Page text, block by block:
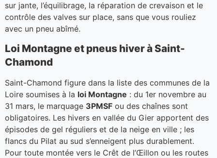
sur jante, l’équilibrage, la réparation de crevaison et le
contrôle des valves sur place, sans que vous rouliez
avec un pneu abîmé.
Loi Montagne et pneus hiver à Saint-
Chamond
Saint-Chamond figure dans la liste des communes de la
Loire soumises à la loi Montagne : du 1er novembre au
31 mars, le marquage 3PMSF ou des chaînes sont
obligatoires. Les hivers en vallée du Gier apportent des
épisodes de gel réguliers et de la neige en ville ; les
flancs du Pilat au sud s’enneigent plus durablement.
Pour toute montée vers le Crêt de l’Œillon ou les routes